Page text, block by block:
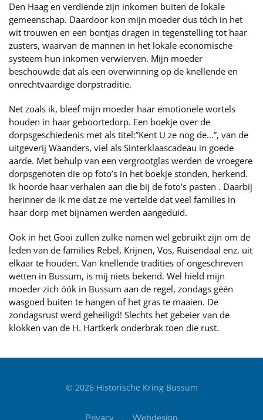
Den Haag en verdiende zijn inkomen buiten de lokale
gemeenschap. Daardoor kon mijn moeder dus tóch in het
wit trouwen en een bontjas dragen in tegenstelling tot haar
zusters, waarvan de mannen in het lokale economische
systeem hun inkomen verwierven. Mijn moeder
beschouwde dat als een overwinning op de knellende en
onrechtvaardige dorpstraditie.
Net zoals ik, bleef mijn moeder haar emotionele wortels
houden in haar geboortedorp. Een boekje over de
dorpsgeschiedenis met als titel:”Kent U ze nog de…”, van de
uitgeverij Waanders, viel als Sinterklaascadeau in goede
aarde. Met behulp van een vergrootglas werden de vroegere
dorpsgenoten die op foto’s in het boekje stonden, herkend.
Ik hoorde haar verhalen aan die bij de foto’s pasten . Daarbij
herinner de ik me dat ze me vertelde dat veel families in
haar dorp met bijnamen werden aangeduid.
Ook in het Gooi zullen zulke namen wel gebruikt zijn om de
leden van de families Rebel, Krijnen, Vos, Ruisendaal enz. uit
elkaar te houden. Van knellende tradities of ongeschreven
wetten in Bussum, is mij niets bekend. Wel hield mijn
moeder zich óók in Bussum aan de regel, zondags géén
wasgoed buiten te hangen of het gras te maaien. De
zondagsrust werd geheiligd! Slechts het gebeier van de
klokken van de H. Hartkerk onderbrak toen die rust.
© 2026Historische Kring Bussum